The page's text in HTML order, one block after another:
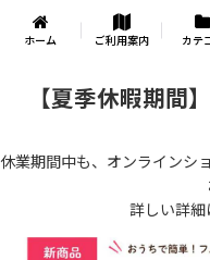
ホーム ご利用案内 カテ
【夏季休暇期間
休業期間中も、オンラインシ
詳しい詳